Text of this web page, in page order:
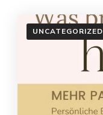
UNCATEGORIZED